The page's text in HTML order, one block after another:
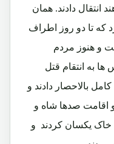
انتقال دادند. همان
که تا دو روز اطراف
و هنوز مردم
به انتقام قتل
بالاحصار دادند و
اقامت صدها شاه و
خاک یکسان کردند و